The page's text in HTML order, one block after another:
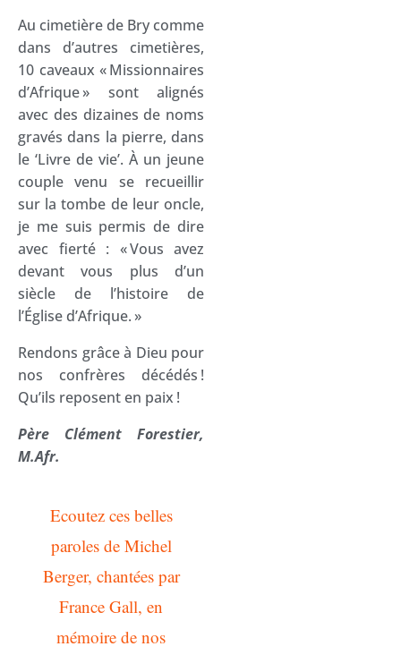
Au cimetière de Bry comme
dans d’autres cimetières,
10 caveaux « Missionnaires
d’Afrique » sont alignés
avec des dizaines de noms
gravés dans la pierre, dans
le ‘Livre de vie’. À un jeune
couple venu se recueillir
sur la tombe de leur oncle,
je me suis permis de dire
avec fierté : « Vous avez
devant vous plus d’un
siècle de l’histoire de
l’Église d’Afrique. »
Rendons grâce à Dieu pour
nos confrères décédés !
Qu’ils reposent en paix !
Père Clément Forestier,
M.Afr.
Ecoutez ces belles
paroles de Michel
Berger, chantées par
France Gall, en
mémoire de nos